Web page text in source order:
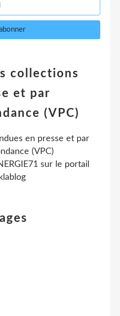
collections
et par
(VPC)
en presse et par
(VPC)
sur le portail